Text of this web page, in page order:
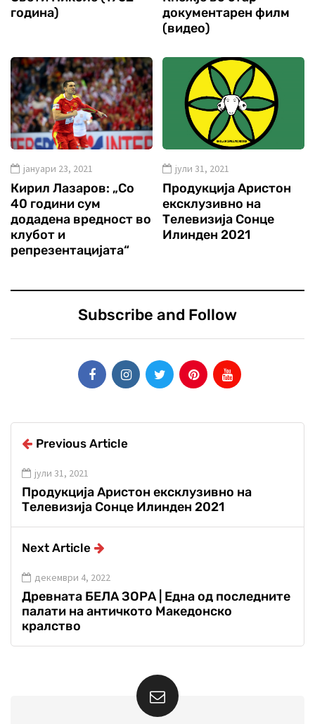
година)
документарен филм
(видео)
јануари 23, 2021
Кирил Лазаров: „Со
40 години сум
додадена вредност во
клубот и
репрезентацијата“
јули 31, 2021
Продукција Аристон
ексклузивно на
Телевизија Сонце
Илинден 2021
Subscribe and Follow
Previous Article
јули 31, 2021
Продукција Аристон ексклузивно на
Телевизија Сонце Илинден 2021
Next Article
декември 4, 2022
Древната БЕЛА ЗОРА | Една од последните
палати на античкото Македонско
кралство